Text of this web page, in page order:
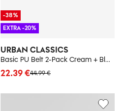
URBAN CLASSICS
Basic PU Belt 2-Pack Cream + Black
44.99 €
22.39 €
-38%
EXTRA -20%